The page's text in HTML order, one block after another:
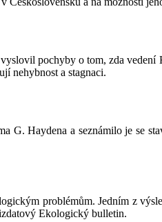
pochyby o tom, zda vedení
nehybnost a stagnaci.
G. Haydena a seznámilo je se
problémům. Jedním z
Ekologický bulletin.